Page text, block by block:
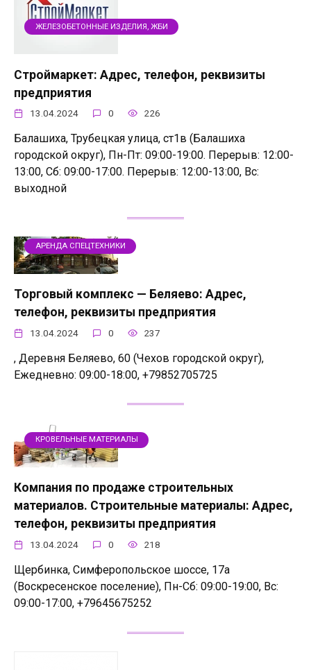
ЖЕЛЕЗОБЕТОННЫЕ ИЗДЕЛИЯ, ЖБИ
Строймаркет: Адрес, телефон, реквизиты
предприятия
13.04.2024 0 226
Балашиха, Трубецкая улица, ст1в (Балашиха
городской округ), Пн-Пт: 09:00-19:00. Перерыв: 12:00-
13:00, Сб: 09:00-17:00. Перерыв: 12:00-13:00, Вс:
выходной
АРЕНДА СПЕЦТЕХНИКИ
Торговый комплекс — Беляево: Адрес,
телефон, реквизиты предприятия
13.04.2024 0 237
, Деревня Беляево, 60 (Чехов городской округ),
Ежедневно: 09:00-18:00, +79852705725
КРОВЕЛЬНЫЕ МАТЕРИАЛЫ
Компания по продаже строительных
материалов. Строительные материалы: Адрес,
телефон, реквизиты предприятия
13.04.2024 0 218
Щербинка, Симферопольское шоссе, 17а
(Воскресенское поселение), Пн-Сб: 09:00-19:00, Вс:
09:00-17:00, +79645675252